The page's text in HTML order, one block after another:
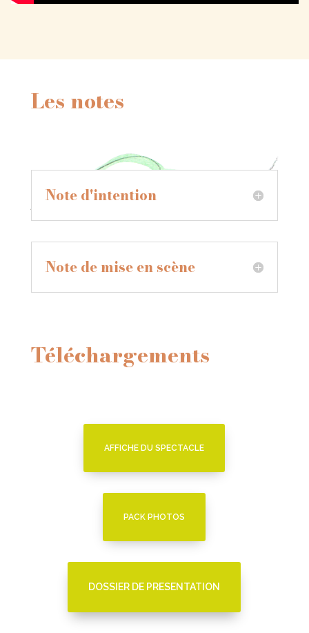
Les notes
Note d'intention
Note de mise en scène
Téléchargements
AFFICHE DU SPECTACLE
PACK PHOTOS
DOSSIER DE PRESENTATION